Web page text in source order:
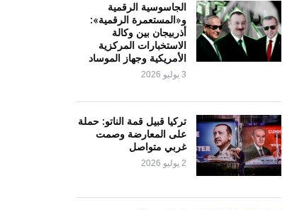
الجاسوسية الرقمية
و«المستعمرة الرقمية»:
أذربيجان بين وكالة
الاستخبارات المركزية
الأمريكية وجهاز الموساد
3 يوليو 2026
تركيا قبيل قمة الناتو: حملة
على المعارضة وصمت
غربي متواصل
2 يوليو 2026